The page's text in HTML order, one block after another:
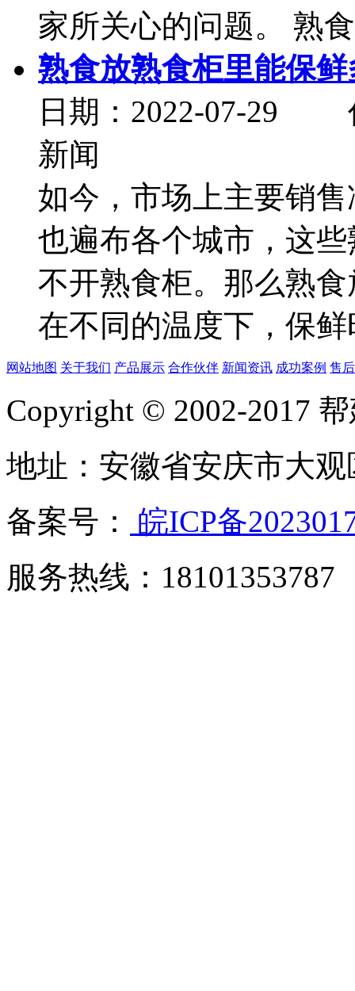
家所关心的问题。 熟
熟食放熟食柜里能保鲜
日期：2022-07-29
新闻
如今，市场上主要销
也遍布各个城市，这
不开熟食柜。那么熟
在不同的温度下，保鲜
网站地图 关于我们 产品展示 合作伙伴 新闻资讯 成功案例 售
Copyright © 2002-2017
地址：安徽省安庆市大
备案号：
皖ICP备
服务热线：18101353787